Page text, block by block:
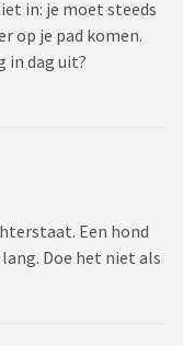
in: je moet steeds
op je pad komen.
in dag uit?
Een hond
Doe het niet als